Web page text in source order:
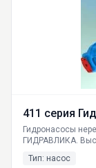
411 серия
Гидронасосы
ГИДРАВЛИКА.
Гарантия,
Тип: насос